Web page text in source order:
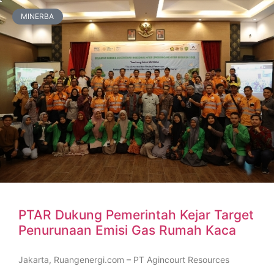
MINERBA
PTAR Dukung Pemerintah Kejar Target
Penurunaan Emisi Gas Rumah Kaca
Jakarta, Ruangenergi.com – PT Agincourt Resources